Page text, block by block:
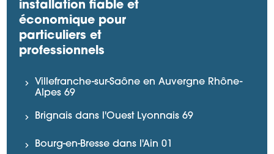
installation fiable et
économique pour
particuliers et
professionnels
Villefranche-sur-Saône en Auvergne Rhône-
Alpes 69
Brignais dans l'Ouest Lyonnais 69
Bourg-en-Bresse dans l'Ain 01